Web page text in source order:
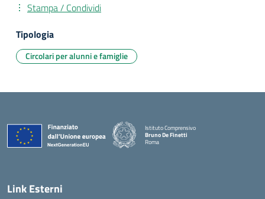
Stampa / Condividi
Tipologia
Circolari per alunni e famiglie
Istituto Comprensivo
Bruno De Finetti
Roma
Link Esterni